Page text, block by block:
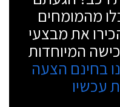
מהמומחים
את מבצעי
המיוחדות
בחינם הצעה
עכשיו